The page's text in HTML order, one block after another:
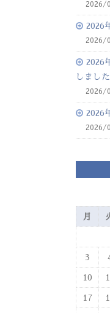
2026/
2026
2026/
2026
しました
2026/
2026
2026/
月
3
10
17